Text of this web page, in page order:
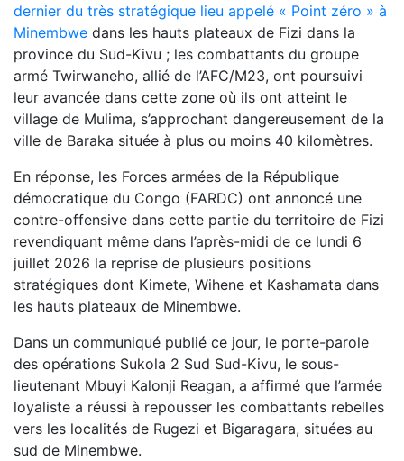
dernier du très stratégique lieu appelé « Point zéro » à
Minembwe dans les hauts plateaux de Fizi dans la
province du Sud-Kivu ; les combattants du groupe
armé Twirwaneho, allié de l’AFC/M23, ont poursuivi
leur avancée dans cette zone où ils ont atteint le
village de Mulima, s’approchant dangereusement de la
ville de Baraka située à plus ou moins 40 kilomètres.
En réponse, les Forces armées de la République
démocratique du Congo (FARDC) ont annoncé une
contre-offensive dans cette partie du territoire de Fizi
revendiquant même dans l’après-midi de ce lundi 6
juillet 2026 la reprise de plusieurs positions
stratégiques dont Kimete, Wihene et Kashamata dans
les hauts plateaux de Minembwe.
Dans un communiqué publié ce jour, le porte-parole
des opérations Sukola 2 Sud Sud-Kivu, le sous-
lieutenant Mbuyi Kalonji Reagan, a affirmé que l’armée
loyaliste a réussi à repousser les combattants rebelles
vers les localités de Rugezi et Bigaragara, situées au
sud de Minembwe.